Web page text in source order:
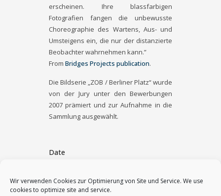
Wir verwenden Cookies zur Optimierung von Site und Service. We use
cookies to optimize site and service.
erscheinen. Ihre blassfarbigen
Fotografien fangen die unbewusste
Choreographie des Wartens, Aus- und
Umsteigens ein, die nur der distanzierte
Beobachter wahrnehmen kann.”
From Bridges Projects publication.
Die Bildserie „ZOB / Berliner Platz“ wurde
von der Jury unter den Bewerbungen
2007 prämiert und zur Aufnahme in die
Sammlung ausgewählt.
Date
Category